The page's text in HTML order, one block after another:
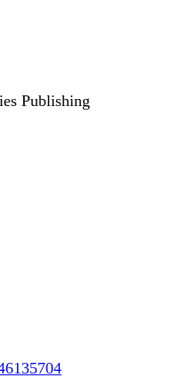
Publishing